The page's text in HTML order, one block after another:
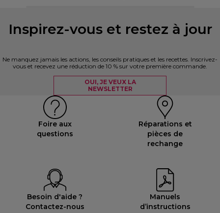
Inspirez-vous et restez à jour
Ne manquez jamais les actions, les conseils pratiques et les recettes. Inscrivez-
vous et recevez une réduction de 10 % sur votre première commande.
OUI, JE VEUX LA
NEWSLETTER
Foire aux
questions
Réparations et
pièces de
rechange
Besoin d'aide ?
Contactez-nous
Manuels
d’instructions